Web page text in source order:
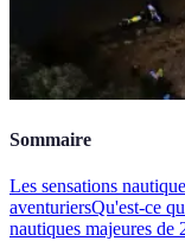
Sommaire
Les sensations
aventuriersQu'est-ce
nautiques majeures de